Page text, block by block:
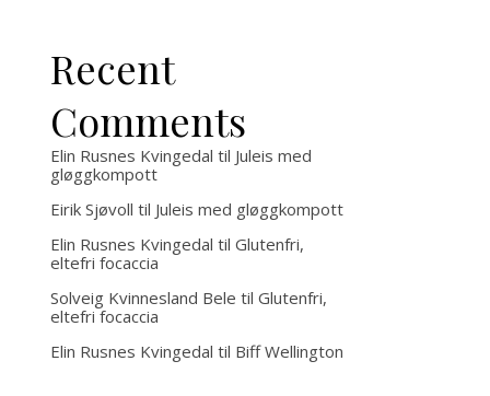
Recent
Comments
Elin Rusnes Kvingedal til Juleis med
gløggkompott
Eirik Sjøvoll til Juleis med gløggkompott
Elin Rusnes Kvingedal til Glutenfri,
eltefri focaccia
Solveig Kvinnesland Bele til Glutenfri,
eltefri focaccia
Elin Rusnes Kvingedal til Biff Wellington